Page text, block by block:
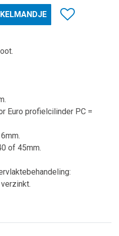
Euro profielcilinder PC =
of 45mm.